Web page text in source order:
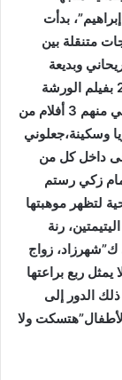
بدأت
متنقلة بين
وبديعة
مصابني، وتبدأ مشوارها السينمائي في عمر ال27 بفيلم الورشة
لتكن انطلاقتها بعد ذلك لأكثر من 40 فيلم سينمائي منهم 3 أفلام من
وسكينة،جعلوني
داخل كل من
زكي رستم
لتظهر موهبتها
رنة
زواج
يمثل ربع براعتها
الدور إلى
ولا